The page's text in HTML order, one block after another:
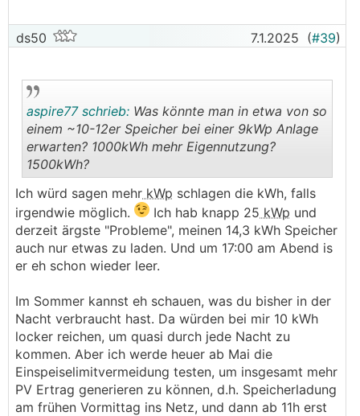
ds50 7.1.2025 (#39)
..
aspire77 schrieb: Was könnte man in etwa von so
einem ~10-12er Speicher bei einer 9kWp Anlage
erwarten? 1000kWh mehr Eigennutzung?
1500kWh?
Ich würd sagen mehr kWp schlagen die kWh, falls
irgendwie möglich.
Ich hab knapp 25 kWp und
derzeit ärgste "Probleme", meinen 14,3 kWh Speicher
auch nur etwas zu laden. Und um 17:00 am Abend is
er eh schon wieder leer.
Im Sommer kannst eh schauen, was du bisher in der
Nacht verbraucht hast. Da würden bei mir 10 kWh
locker reichen, um quasi durch jede Nacht zu
kommen. Aber ich werde heuer ab Mai die
Einspeiselimitvermeidung testen, um insgesamt mehr
PV Ertrag generieren zu können, d.h. Speicherladung
am frühen Vormittag ins Netz, und dann ab 11h erst